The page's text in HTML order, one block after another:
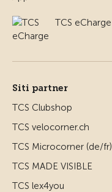
TCS eCharge
Siti partner
TCS Clubshop
TCS velocorner.ch
TCS Microcorner (de/fr)
TCS MADE VISIBLE
TCS lex4you